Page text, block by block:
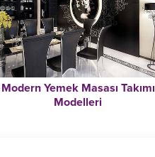
Modern Yemek Masası Takımı
Modelleri